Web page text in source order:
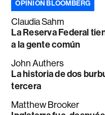
OPINIÓN BLOOMBERG
Claudia Sahm
La Reserva Federal
a la gente común
John Authers
La historia de dos
tercera
Matthew Brooker